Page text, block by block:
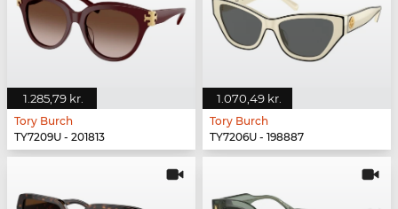
1.285,79 kr.
Tory Burch
TY7209U - 201813
1.070,49 kr.
Tory Burch
TY7206U - 198887